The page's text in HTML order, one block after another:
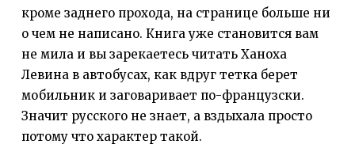
кроме заднего прохода, на странице больше ни
о чем не написано. Книга уже становится вам
не мила и вы зарекаетесь читать Ханоха
Левина в автобусах, как вдруг тетка берет
мобильник и заговаривает по-французски.
Значит русского не знает, а вздыхала просто
потому что характер такой.